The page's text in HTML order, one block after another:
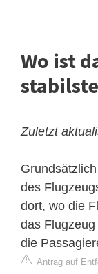
Wo ist
Zuletzt
des
dort, wo die
das
die
Antrag auf